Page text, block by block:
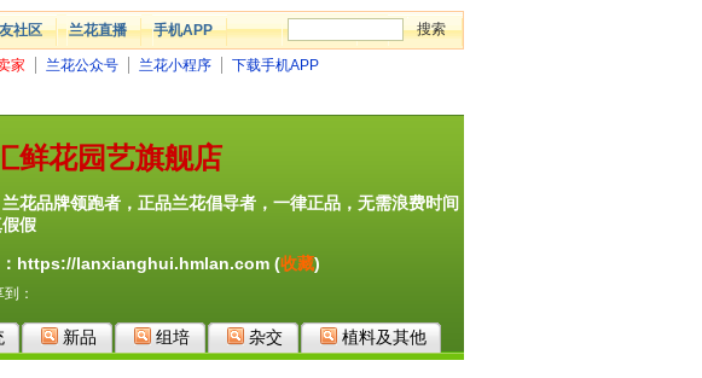
社区 兰花直播 手机APP
家 兰花公众号 兰花小程序
下载手机APP
鲜花园艺旗舰店
花品牌领跑者，正品兰花倡导者，一律正品，无需浪费时间
假
：https://lanxianghui.hmlan.com (收藏)
：
新品 组培 杂交 植料及其他